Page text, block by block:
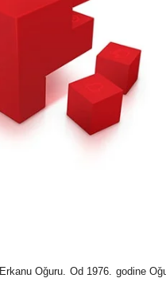
Oǧuru. Od 1976. godine